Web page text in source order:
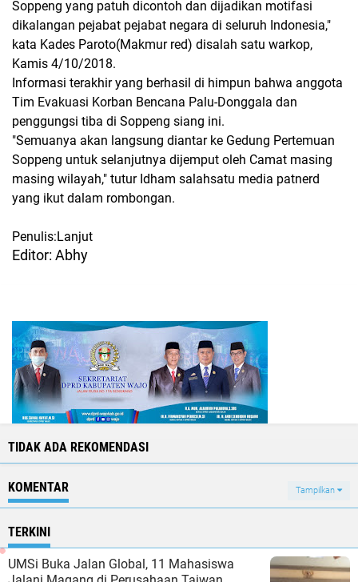
Soppeng yang patuh dicontoh dan dijadikan motifasi
dikalangan pejabat pejabat negara di seluruh Indonesia,"
kata Kades Paroto(Makmur red) disalah satu warkop,
Kamis 4/10/2018.
Informasi terakhir yang berhasil di himpun bahwa anggota
Tim Evakuasi Korban Bencana Palu-Donggala dan
penggungsi tiba di Soppeng siang ini.
"Semuanya akan langsung diantar ke Gedung Pertemuan
Soppeng untuk selanjutnya dijemput oleh Camat masing
masing wilayah," tutur Idham salahsatu media patnerd
yang ikut dalam rombongan.
Penulis:Lanjut
Editor: Abhy
TIDAK ADA REKOMENDASI
KOMENTAR Tampilkan
TERKINI
UMSi Buka Jalan Global, 11 Mahasiswa